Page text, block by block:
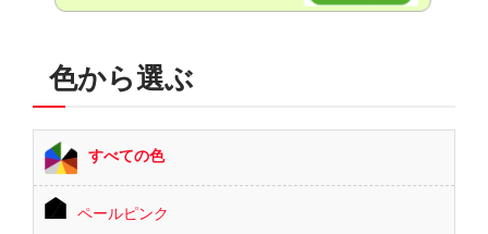
色から選ぶ
すべての色
ペールピンク